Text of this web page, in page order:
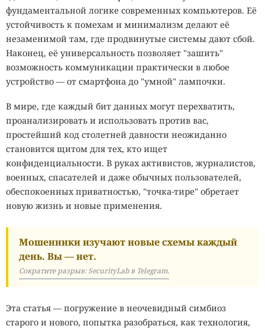
фундаментальной логике современных компьютеров. Её
устойчивость к помехам и минимализм делают её
незаменимой там, где продвинутые системы дают сбой.
Наконец, её универсальность позволяет "зашить"
возможность коммуникации практически в любое
устройство — от смартфона до "умной" лампочки.
В мире, где каждый бит данных могут перехватить,
проанализировать и использовать против вас,
простейший код столетней давности неожиданно
становится щитом для тех, кто ищет
конфиденциальности. В руках активистов, журналистов,
военных, спасателей и даже обычных пользователей,
обеспокоенных приватностью, "точка-тире" обретает
новую жизнь и новые применения.
Мошенники изучают новые схемы каждый
день. Вы — нет.
Сократите разрыв: SecurityLab в Telegram.
Эта статья — погружение в неочевидный симбиоз
старого и нового, попытка разобраться, как технология,